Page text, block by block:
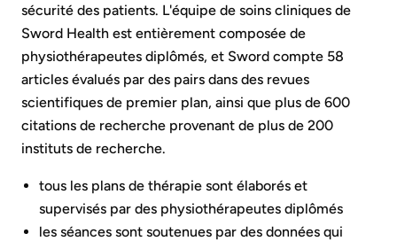
sécurité des patients. L'équipe de soins cliniques de
Sword Health est entièrement composée de
physiothérapeutes diplômés, et Sword compte 58
articles évalués par des pairs dans des revues
scientifiques de premier plan, ainsi que plus de 600
citations de recherche provenant de plus de 200
instituts de recherche.
tous les plans de thérapie sont élaborés et
supervisés par des physiothérapeutes diplômés
les séances sont soutenues par des données qui